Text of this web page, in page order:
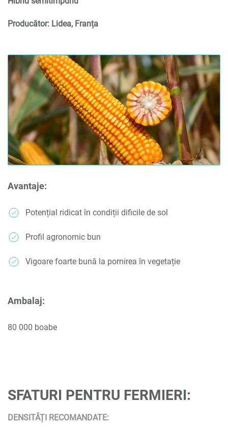
Producător: Lidea, Franța
Avantaje:
Potențial ridicat în condiții dificile de sol
Profil agronomic bun
Vigoare foarte bună la pornirea în vegetație
Ambalaj:
80 000 boabe
SFATURI PENTRU FERMIERI:
DENSITĂȚI RECOMANDATE: